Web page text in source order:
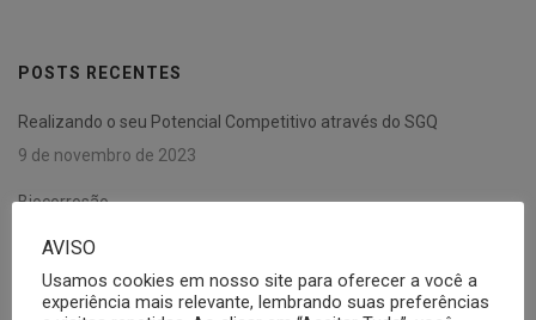
POSTS RECENTES
Realizando o seu Potencial Competitivo através do SGQ
9 de novembro de 2023
Biocorrosão.
Fluência em materiais poliméricos.
21 de fevereiro de 2022
AVISO
Usamos cookies em nosso site para oferecer a você a
experiência mais relevante, lembrando suas preferências